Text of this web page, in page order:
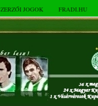
JOGOK FRADI.HU